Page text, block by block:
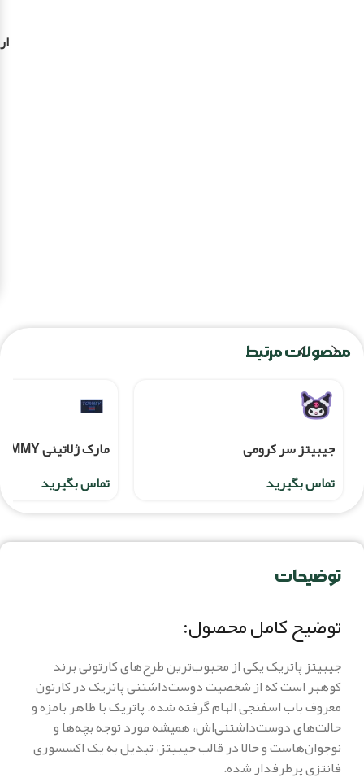
محصولات مرتبط
جیبیتز سر کرومی
تماس بگیرید
مارک ژلاتینی TOMMY
تماس بگیرید
توضیحات
توضیح کامل محصول:
جیبیتز پاتریک یکی از محبوب‌ترین طرح‌های کارتونی برند
کوهبر است که از شخصیت دوست‌داشتنی پاتریک در کارتون
معروف باب اسفنجی الهام گرفته شده. پاتریک با ظاهر بامزه و
حالت‌های دوست‌داشتنی‌اش، همیشه مورد توجه بچه‌ها و
نوجوان‌هاست و حالا در قالب جیبیتز، تبدیل به یک اکسسوری
فانتزی پرطرفدار شده.